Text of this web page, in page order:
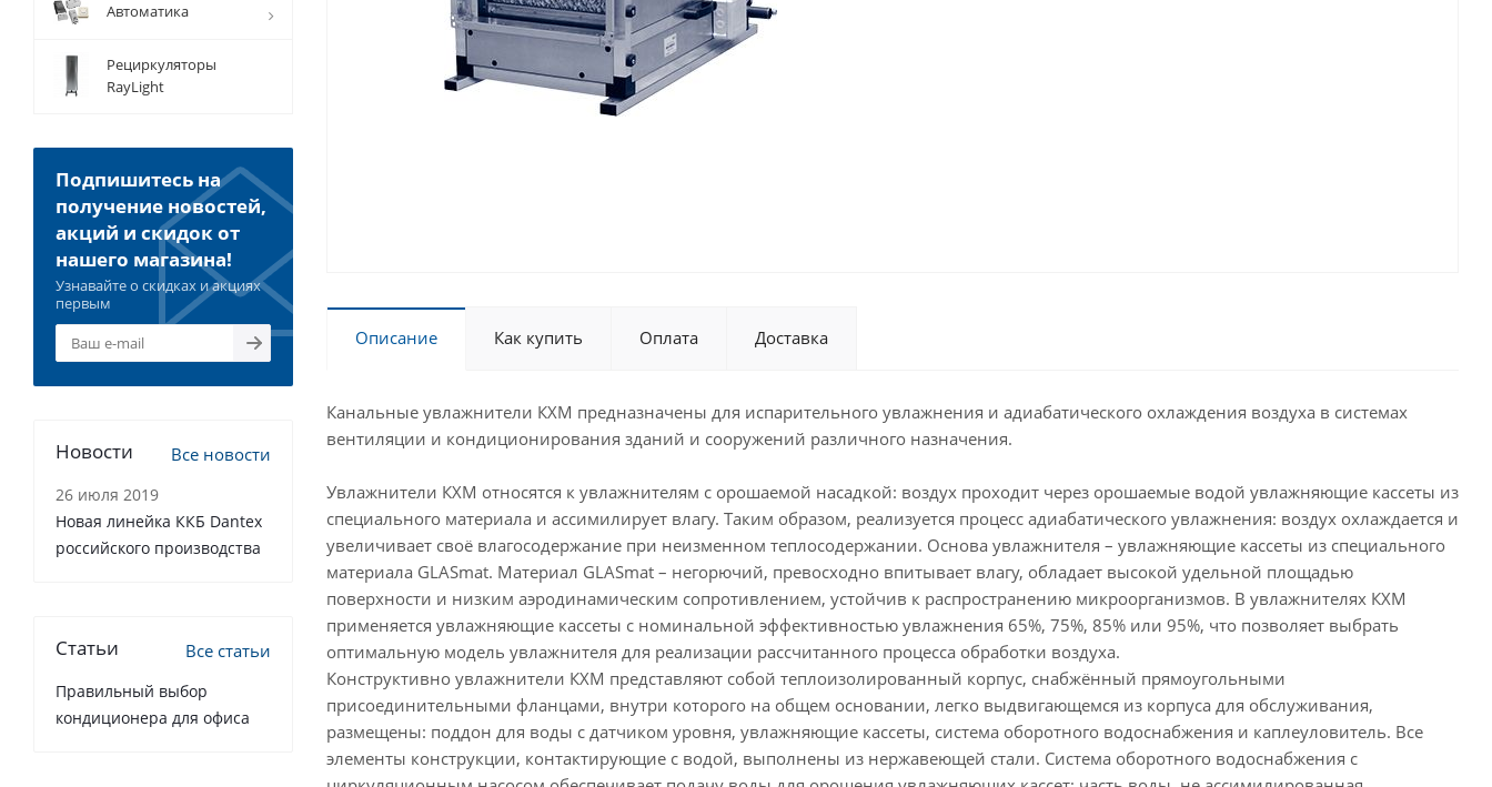
Описание Как купить Оплата Доставка
Канальные увлажнители КХМ предназначены для испарительного увлажнения и адиабатического охлаждения воздуха в системах
вентиляции и кондиционирования зданий и сооружений различного назначения.
Увлажнители КХМ относятся к увлажнителям с орошаемой насадкой: воздух проходит через орошаемые водой увлажняющие кассеты из
специального материала и ассимилирует влагу. Таким образом, реализуется процесс адиабатического увлажнения: воздух охлаждается и
увеличивает своё влагосодержание при неизменном теплосодержании. Основа увлажнителя – увлажняющие кассеты из специального
материала GLASmat. Материал GLASmat – негорючий, превосходно впитывает влагу, обладает высокой удельной площадью
поверхности и низким аэродинамическим сопротивлением, устойчив к распространению микроорганизмов. В увлажнителях КХМ
применяется увлажняющие кассеты с номинальной эффективностью увлажнения 65%, 75%, 85% или 95%, что позволяет выбрать
оптимальную модель увлажнителя для реализации рассчитанного процесса обработки воздуха.
Конструктивно увлажнители КХМ представляют собой теплоизолированный корпус, снабжённый прямоугольными
присоединительными фланцами, внутри которого на общем основании, легко выдвигающемся из корпуса для обслуживания,
размещены: поддон для воды с датчиком уровня, увлажняющие кассеты, система оборотного водоснабжения и каплеуловитель. Все
элементы конструкции, контактирующие с водой, выполнены из нержавеющей стали. Система оборотного водоснабжения с
Автоматика
Рециркуляторы
RayLight
Подпишитесь на
получение новостей,
акций и скидок от
нашего магазина!
Узнавайте о скидках и акциях
первым
Новости Все новости
26 июля 2019
Новая линейка ККБ Dantex
российского производства
Статьи Все статьи
Правильный выбор
кондиционера для офиса